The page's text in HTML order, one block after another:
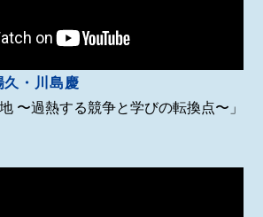
久・川島慶
〜過熱する競争と学びの転換点〜」